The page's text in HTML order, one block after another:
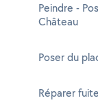
Peindre -
Château
Poser du
Réparer